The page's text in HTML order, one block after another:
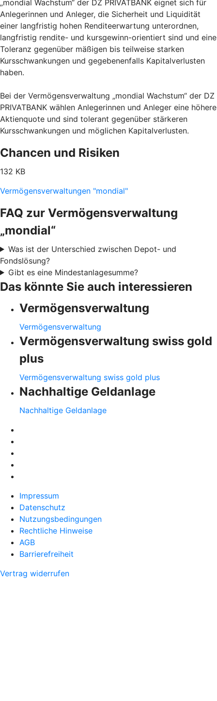
„mondial Wachstum“ der DZ PRIVATBANK eignet sich für
Anlegerinnen und Anleger, die Sicherheit und Liquidität
einer langfristig hohen Renditeerwartung unterordnen,
langfristig rendite- und kursgewinn-orientiert sind und eine
Toleranz gegenüber mäßigen bis teilweise starken
Kursschwankungen und gegebenenfalls Kapitalverlusten
haben.
Bei der Vermögensverwaltung „mondial Wachstum“ der DZ
PRIVATBANK wählen Anlegerinnen und Anleger eine höhere
Aktienquote und sind tolerant gegenüber stärkeren
Kursschwankungen und möglichen Kapitalverlusten.
Chancen und Risiken
132 KB
Vermögensverwaltungen "mondial"
FAQ zur Vermögensverwaltung
„mondial“
Was ist der Unterschied zwischen Depot- und
Fondslösung?
Gibt es eine Mindestanlagesumme?
Das könnte Sie auch interessieren
Vermögensverwaltung
Vermögensverwaltung
Vermögensverwaltung swiss gold
plus
Vermögensverwaltung swiss gold plus
Nachhaltige Geldanlage
Nachhaltige Geldanlage
Impressum
Datenschutz
Nutzungsbedingungen
Rechtliche Hinweise
AGB
Barrierefreiheit
Vertrag widerrufen